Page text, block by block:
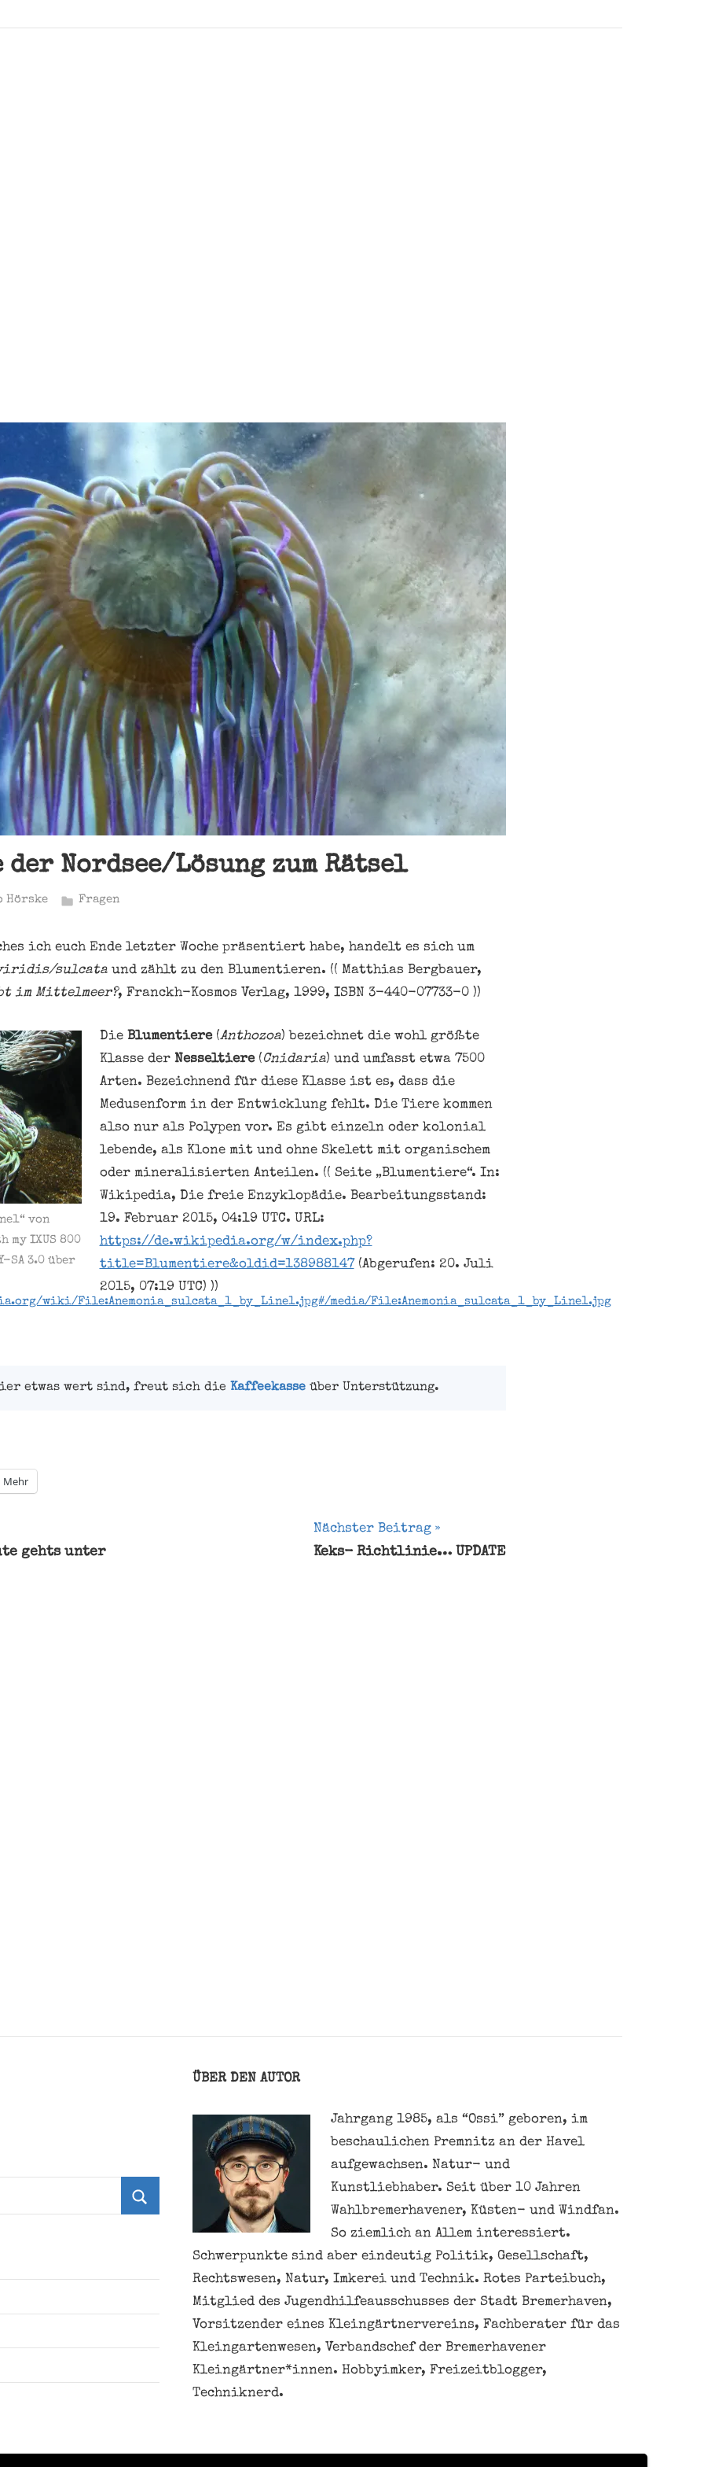
Nordsee/Lösung zum Rätsel
Hörske Fragen
ich euch Ende letzter Woche präsentiert habe, handelt es sich um
viridis/sulcata und zählt zu den Blumentieren. (( Matthias Bergbauer,
im Mittelmeer?, Franckh-Kosmos Verlag, 1999, ISBN 3-440-07733-0 ))
von
IXUS 800
SA 3.0 über
wiki/File:Anemonia_sulcata_1_by_Line1.jpg#/media/File:Anemonia_sulcata_1_by_Line1.jpg
Die Blumentiere(Anthozoa) bezeichnet die wohl größte
Klasse der Nesseltiere (Cnidaria) und umfasst etwa 7500
Arten. Bezeichnend für diese Klasse ist es, dass die
Medusenform in der Entwicklung fehlt. Die Tiere kommen
also nur als Polypen vor. Es gibt einzeln oder kolonial
lebende, als Klone mit und ohne Skelett mit organischem
oder mineralisierten Anteilen. (( Seite „Blumentiere“. In:
Wikipedia, Die freie Enzyklopädie. Bearbeitungsstand:
19. Februar 2015, 04:19 UTC. URL:
https://de.wikipedia.org/w/index.php?
title=Blumentiere&oldid=138988147(Abgerufen: 20. Juli
2015, 07:19 UTC) ))
etwas wert sind, freut sich die Kaffeekasseüber Unterstützung.
Mehr
gehts unter
Nächster Beitrag
Keks- Richtlinie… UPDATE
ÜBER DEN AUTOR
Jahrgang 1985, als “Ossi” geboren, im
beschaulichen Premnitz an der Havel
aufgewachsen. Natur- und
Kunstliebhaber. Seit über 10 Jahren
Wahlbremerhavener, Küsten- und Windfan.
So ziemlich an Allem interessiert.
Schwerpunkte sind aber eindeutig Politik, Gesellschaft,
Rechtswesen, Natur, Imkerei und Technik. Rotes Parteibuch,
Mitglied des Jugendhilfeausschusses der Stadt Bremerhaven,
Vorsitzender eines Kleingärtnervereins, Fachberater für das
Kleingartenwesen, Verbandschef der Bremerhavener
Kleingärtner*innen. Hobbyimker, Freizeitblogger,
Techniknerd.